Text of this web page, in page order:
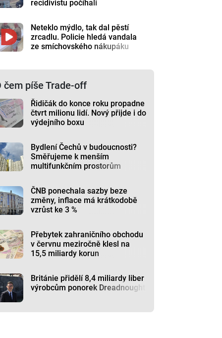
recidivistu počíhali
Neteklo mýdlo, tak dal pěstí
zrcadlu. Policie hledá vandala
ze smíchovského nákupáku
čem píše Trade-off
Řidičák do konce roku propadne
čtvrt milionu lidí. Nový přijde i do
výdejního boxu
Bydlení Čechů v budoucnosti?
Směřujeme k menším
multifunkčním prostorům
ČNB ponechala sazby beze
změny, inflace má krátkodobě
vzrůst ke 3 %
Přebytek zahraničního obchodu
v červnu meziročně klesl na
15,5 miliardy korun
Británie přidělí 8,4 miliardy liber
výrobcům ponorek Dreadnought